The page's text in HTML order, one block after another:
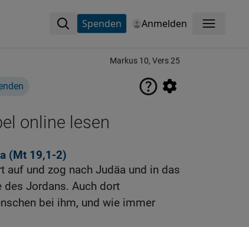
Spenden Anmelden Menü
Markus 10, Vers 25
online lesen
(Mt 19,1-2)
auf und zog nach Judäa und in das
des Jordans. Auch dort
bei ihm, und wie immer